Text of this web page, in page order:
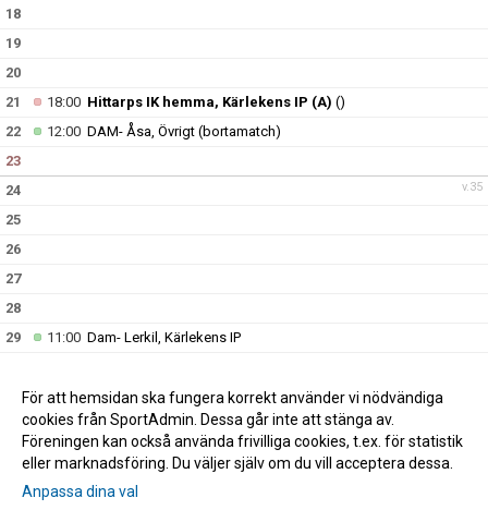
18
19
20
21
18:00 Hittarps IK hemma, Kärlekens IP (A) ()
22
12:00 DAM- Åsa, Övrigt (bortamatch)
23
v.35
24
25
26
27
28
29
11:00 Dam- Lerkil, Kärlekens IP
För att hemsidan ska fungera korrekt använder vi nödvändiga
cookies från SportAdmin. Dessa går inte att stänga av.
Föreningen kan också använda frivilliga cookies, t.ex. för statistik
eller marknadsföring. Du väljer själv om du vill acceptera dessa.
Anpassa dina val